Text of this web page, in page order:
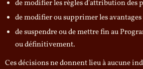
de modifier les règles d'attribution des
de modifier ou supprimer les
de suspendre ou de mettre fin au
ou définitivement.
Ces décisions ne donnent lieu à aucune